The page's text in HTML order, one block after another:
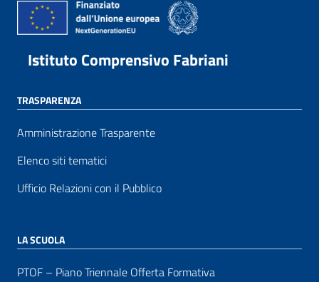
Istituto Comprensivo Fabriani
TRASPARENZA
Amministrazione Trasparente
Elenco siti tematici
Ufficio Relazioni con il Pubblico
LA SCUOLA
PTOF – Piano Triennale Offerta Formativa